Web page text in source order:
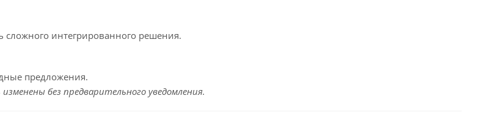
сложного интегрированного решения.
предложения.
без предварительного уведомления.